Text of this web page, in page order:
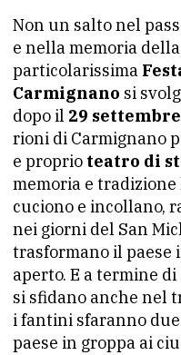
Non un salto nel
e nella memoria
particolarissima
Carmignano si
dopo il 29 settembre
rioni di Carmignano
e proprio teatro di
memoria e
cuciono e incollano,
nei giorni del San
trasformano il paese
aperto. E a termine
si sfidano anche nel
i fantini sfaranno
paese in groppa ai